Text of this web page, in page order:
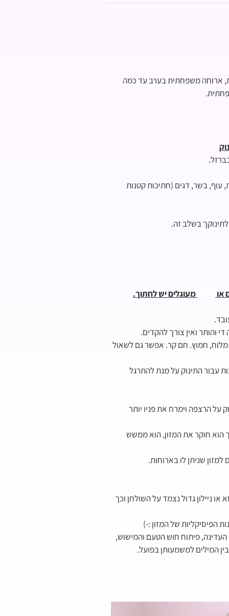
ארוחה משפחתית בערב עד כמה
עוף, בשר, דגים (חתיכות קטנות
בשלב זה.
או מעוגלים יש לחתוך.
והותר ואין צורך להקדים.
מלוח, חמוץ. חם קר. אפשר גם לשאול
עבור התינוק על מנת להתרגל
על הרצפה וימרח את פניו יותר
הוא חוקר את המזון, הוא ממשש
שניתן לו בארוחות.
ניילון גדול נצמד על השולחן וכך
הפיסיקליות של המזון :-)
פיתוח חוש הטעם והמישוש,
המילים למשמעותן בפועל.